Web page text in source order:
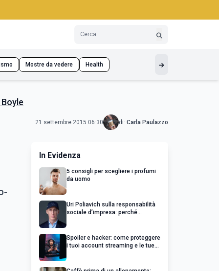
Mostre da vedere Health
21 settembre 2015 06:30 di: Carla Paulazzo
In Evidenza
5 consigli per scegliere i profumi
da uomo
Uri Poliavich sulla responsabilità
sociale d’impresa: perché
Spoiler e hacker: come proteggere
i tuoi account streaming e le tue